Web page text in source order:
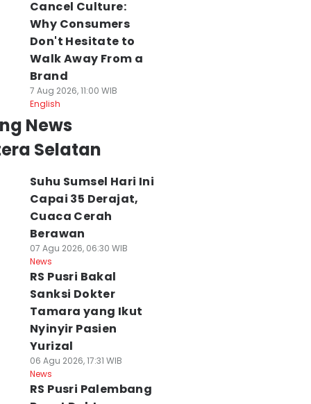
Cancel Culture:
Why Consumers
Don't Hesitate to
Walk Away From a
Brand
7 Aug 2026, 11:00 WIB
English
News
Selatan
Suhu Sumsel Hari Ini
Capai 35 Derajat,
Cuaca Cerah
Berawan
07 Agu 2026, 06:30 WIB
News
RS Pusri Bakal
Sanksi Dokter
Tamara yang Ikut
Nyinyir Pasien
Yurizal
06 Agu 2026, 17:31 WIB
News
RS Pusri Palembang